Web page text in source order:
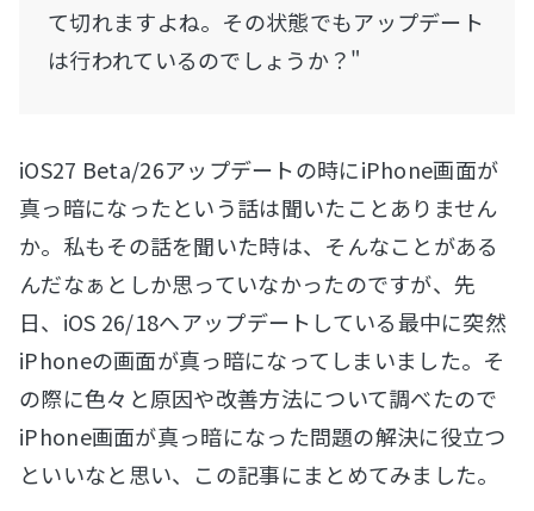
て切れますよね。その状態でもアップデート
は行われているのでしょうか？"
iOS27 Beta/26アップデートの時にiPhone画面が
真っ暗になったという話は聞いたことありません
か。私もその話を聞いた時は、そんなことがある
んだなぁとしか思っていなかったのですが、先
日、iOS 26/18へアップデートしている最中に突然
iPhoneの画面が真っ暗になってしまいました。そ
の際に色々と原因や改善方法について調べたので
iPhone画面が真っ暗になった問題の解決に役立つ
といいなと思い、この記事にまとめてみました。